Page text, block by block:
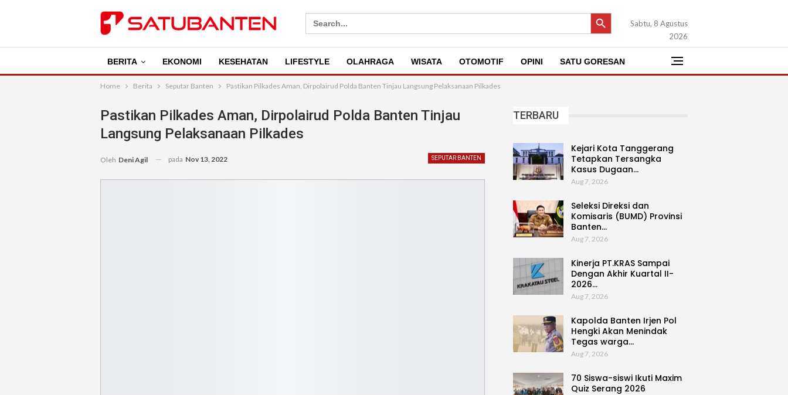
Search
for:
SEARCH BUTTON
Sabtu, 8 Agustus
2026
BERITA EKONOMI KESEHATAN LIFESTYLE OLAHRAGA WISATA OTOMOTIF OPINI SATU GORESAN
Home Berita Seputar Banten Pastikan Pilkades Aman, Dirpolairud Polda Banten Tinjau Langsung Pelaksanaan Pilkades
Pastikan Pilkades Aman, Dirpolairud Polda Banten Tinjau
Langsung Pelaksanaan Pilkades
SEPUTAR BANTEN
Oleh Deni Agil pada Nov 13, 2022
TERBARU
Kejari Kota Tanggerang
Tetapkan Tersangka
Kasus Dugaan…
Aug 7, 2026
Seleksi Direksi dan
Komisaris (BUMD) Provinsi
Banten…
Aug 7, 2026
Kinerja PT.KRAS Sampai
Dengan Akhir Kuartal II-
2026…
Aug 7, 2026
Kapolda Banten Irjen Pol
Hengki Akan Menindak
Tegas warga…
Aug 7, 2026
70 Siswa-siswi Ikuti Maxim
Quiz Serang 2026